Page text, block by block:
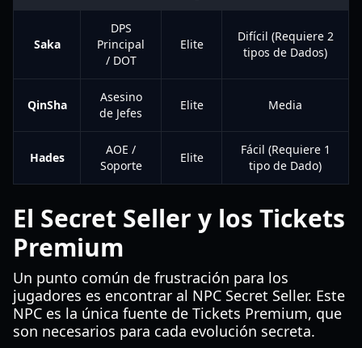
Saka
DPS
Principal
/ DOT
Elite
Difícil (Requiere 2
tipos de Dados)
QinSha
Asesino
de Jefes
Elite Media
Hades
AOE /
Soporte
Elite
Fácil (Requiere 1
tipo de Dado)
El Secret Seller y los Tickets
Premium
Un punto común de frustración para los
jugadores es encontrar al NPC Secret Seller. Este
NPC es la única fuente de Tickets Premium, que
son necesarios para cada evolución secreta.